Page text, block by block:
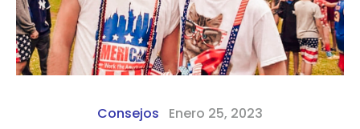
Consejos Enero 25, 2023